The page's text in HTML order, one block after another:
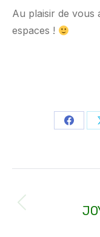
Au plaisir de
espaces !
article